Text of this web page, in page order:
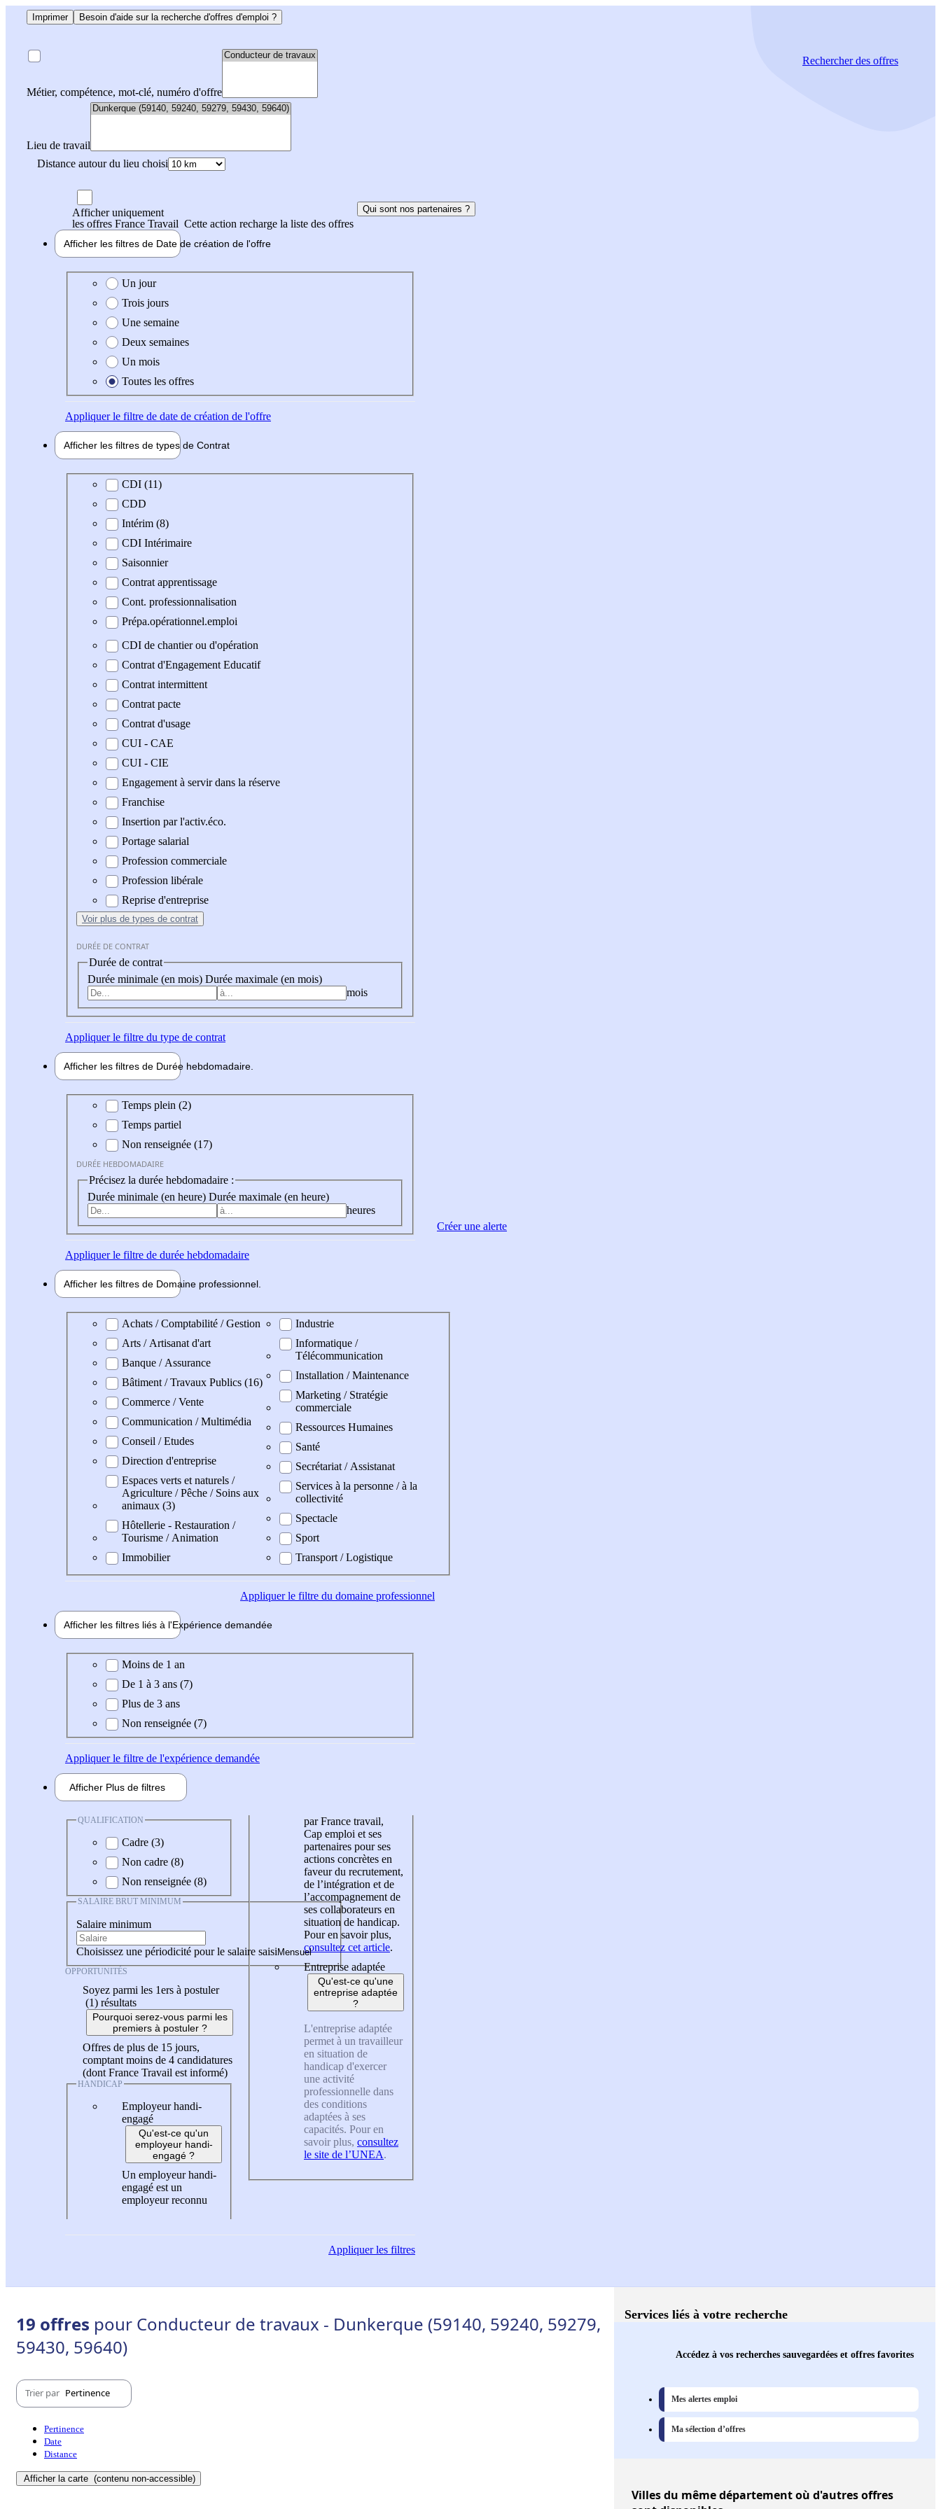
Imprimer Besoin d'aide sur la recherche d'offres d'emploi ?
Métier, compétence, mot-clé, numéro d'offre
Lieu de travail
Distance autour du lieu choisi
Rechercherdes offres
Afficher uniquement
les offres France Travail Cette action recharge la liste des offres
Qui sont nos partenaires ?
Afficher les filtres de Date de création de l'offre
Date de création de l'offre
Un jour
Trois jours
Une semaine
Deux semaines
Un mois
Toutes les offres
Appliquerle filtre de date de création de l'offre
Afficher les filtres de types de Contrat
Type de contratCDI (11)
CDD
Intérim (8)
CDI Intérimaire
Saisonnier
Contrat apprentissage
Cont. professionnalisation
Prépa.opérationnel.emploi
CDI de chantier ou d'opération
Contrat d'Engagement Educatif
Contrat intermittent
Contrat pacte
Contrat d'usage
CUI - CAE
CUI - CIE
Engagement à servir dans la réserve
Franchise
Insertion par l'activ.éco.
Portage salarial
Profession commerciale
Profession libérale
Reprise d'entreprise
Voir plus de types de contrat
DURÉE DE CONTRAT
Durée de contrat
Durée minimale (en mois) Durée maximale (en mois)
mois
Appliquerle filtre du type de contrat
Afficher les filtres de Durée hebdomadaire
Durée hebdomadaire
Temps plein (2)
Temps partiel
Non renseignée (17)
DURÉE HEBDOMADAIRE
Précisez la durée hebdomadaire :
Durée minimale (en heure) Durée maximale (en heure)
heures
Appliquerle filtre de durée hebdomadaire
Afficher les filtres de Domaine professionnel
Domaine professionel
Achats / Comptabilité / Gestion
Arts / Artisanat d'art
Banque / Assurance
Bâtiment / Travaux Publics (16)
Commerce / Vente
Communication / Multimédia
Conseil / Etudes
Direction d'entreprise
Espaces verts et naturels /
Agriculture / Pêche / Soins aux
animaux (3)
Hôtellerie - Restauration /
Tourisme / Animation
Immobilier
Industrie
Informatique /
Télécommunication
Installation / Maintenance
Marketing / Stratégie
commerciale
Ressources Humaines
Santé
Secrétariat / Assistanat
Services à la personne / à la
collectivité
Spectacle
Sport
Transport / Logistique
Appliquerle filtre du domaine professionnel
Afficher les filtres liés à l'Expérience demandée
Expérience demandée
Moins de 1 an
De 1 à 3 ans (7)
Plus de 3 ans
Non renseignée (7)
Appliquerle filtre de l'expérience demandée
Afficher Plus de filtres
QUALIFICATION
Cadre (3)
Non cadre (8)
Non renseignée (8)
SALAIRE BRUT MINIMUM
Salaire minimum
Choisissez une périodicité pour le salaire saisi
OPPORTUNITÉS
Soyez parmi les 1ers à postuler
(1) résultats
Pourquoi serez-vous parmi les
premiers à postuler ?
Offres de plus de 15 jours,
comptant moins de 4 candidatures
(dont France Travail est informé)
HANDICAP
Employeur handi-
engagé
Qu'est-ce qu'un
employeur handi-
engagé ?
Un employeur handi-
engagé est un
employeur reconnu
par France travail,
Cap emploi et ses
partenaires pour ses
actions concrètes en
faveur du recrutement,
de l’intégration et de
l’accompagnement de
ses collaborateurs en
situation de handicap.
Pour en savoir plus,
consultez cet article.
Entreprise adaptée
Qu'est-ce qu'une
entreprise adaptée
?
L'entreprise adaptée
permet à un travailleur
en situation de
handicap d'exercer
une activité
professionnelle dans
des conditions
adaptées à ses
capacités. Pour en
savoir plus, consultez
le site de l’UNEA.
Appliquerles filtres
Créer une alerte
19 offres pour Conducteur de travaux - Dunkerque (59140, 59240, 59279,
59430, 59640)
Trier par Pertinence
Pertinence
Date
Distance
Afficher la carte (contenu non-accessible)
Services liés à votre recherche
Accédez à vos recherches sauvegardées et offres favorites
Mes alertes emploi
Ma sélection d’offres
Villesdu même département où d'autres offres